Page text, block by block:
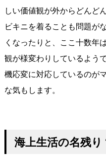
しい価値観が外からどんど
ビキニを着ることも問題が
くなったりと、ここ十数年
観が様変わりしているよう
機応変に対応しているのが
な気もします。
海上生活の名残り